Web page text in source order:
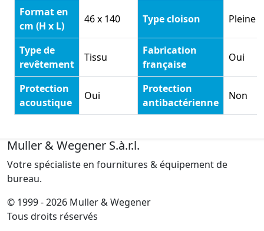
Format en
cm (H x L)
46 x 140 Type cloison Pleine
Type de
revêtement
Tissu
Fabrication
française
Oui
Protection
acoustique
Oui
Protection
antibactérienne
Non
Muller & Wegener S.à.r.l.
Votre spécialiste en fournitures & équipement de
bureau.
© 1999 - 2026 Muller & Wegener
Tous droits réservés